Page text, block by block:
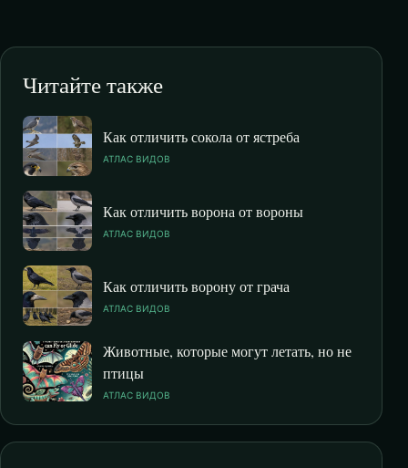
Читайте также
Как отличить сокола от ястреба
АТЛАС ВИДОВ
Как отличить ворона от вороны
АТЛАС ВИДОВ
Как отличить ворону от грача
АТЛАС ВИДОВ
Животные, которые могут летать, но не
птицы
АТЛАС ВИДОВ